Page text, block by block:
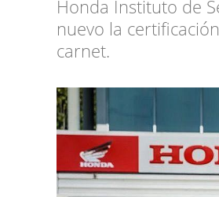
Honda Instituto de
nuevo la
carnet.